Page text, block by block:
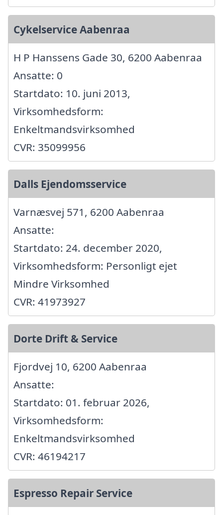
Cykelservice Aabenraa
H P Hanssens Gade 30, 6200 Aabenraa
Ansatte: 0
Startdato: 10. juni 2013,
Virksomhedsform:
Enkeltmandsvirksomhed
CVR: 35099956
Dalls Ejendomsservice
Varnæsvej 571, 6200 Aabenraa
Ansatte:
Startdato: 24. december 2020,
Virksomhedsform: Personligt ejet
Mindre Virksomhed
CVR: 41973927
Dorte Drift & Service
Fjordvej 10, 6200 Aabenraa
Ansatte:
Startdato: 01. februar 2026,
Virksomhedsform:
Enkeltmandsvirksomhed
CVR: 46194217
Espresso Repair Service